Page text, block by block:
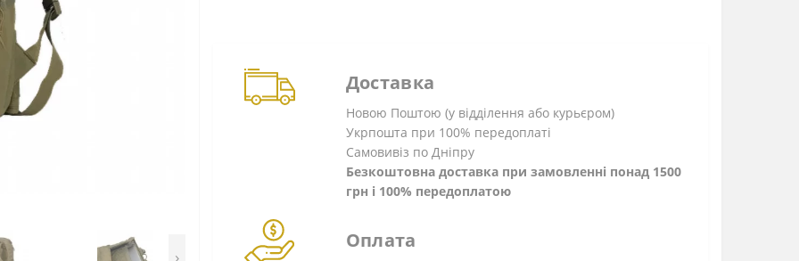
›
Доставка
Новою Поштою (у відділення або курьєром)
Укрпошта при 100% передоплаті
Самовивіз по Дніпру
Безкоштовна доставка при замовленні понад 1500
грн і 100% передоплатою
Оплата